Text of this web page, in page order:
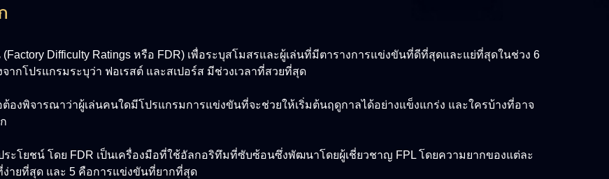
Difficulty Ratings หรือ FDR) เพื่อระบุสโมสรและผู้เล่นที่มีตารางการแข่งขันที่ดีที่สุดและแย่ที่สุดในช่วง 6
กโปรแกรมระบุว่า ฟอเรสต์ และสเปอร์ส มีช่วงเวลาที่สวยที่สุด
งพิจารณาว่าผู้เล่นคนใดมีโปรแกรมการแข่งขันที่จะช่วยให้เริ่มต้นฤดูกาลได้อย่างแข็งแกร่ง และใครบ้างที่อาจ
โยชน์ โดย FDR เป็นเครื่องมือที่ใช้อัลกอริทึมที่ซับซ้อนซึ่งพัฒนาโดยผู้เชี่ยวชาญ FPL โดยความยากของแต่ละ
ายที่สุด และ 5 คือการแข่งขันที่ยากที่สุด